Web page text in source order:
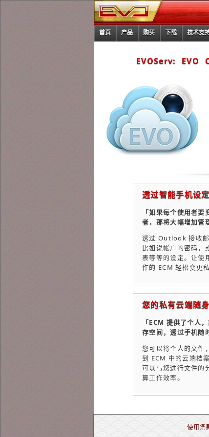
首页 产品 购买 下载 技术支
EVOServ: EVO
透过智能手机设
「如果每个使用者
者，那将大幅增加管
透过 Outlook 接收
比如说帐户的密码，
表等等的设定。让使
作的 ECM 轻松变更
您的私有云端随
「ECM 提供了个人
存空间，透过手机随
您可以将个人的文件
到 ECM 中的云端档
可以与您进行文件的
算工作效率。
使用条